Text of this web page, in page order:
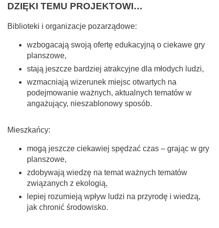
DZIĘKI TEMU PROJEKTOWI…
Biblioteki i organizacje pozarządowe:
wzbogacają swoją ofertę edukacyjną o ciekawe gry
planszowe,
stają jeszcze bardziej atrakcyjne dla młodych ludzi,
wzmacniają wizerunek miejsc otwartych na
podejmowanie ważnych, aktualnych tematów w
angażujący, nieszablonowy sposób.
Mieszkańcy:
mogą jeszcze ciekawiej spędzać czas – grając w gry
planszowe,
zdobywają wiedzę na temat ważnych tematów
związanych z ekologią,
lepiej rozumieją wpływ ludzi na przyrodę i wiedzą,
jak chronić środowisko.